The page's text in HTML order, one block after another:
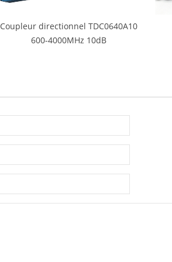
Coupleur directionnel TDC0640A10
600-4000MHz 10dB